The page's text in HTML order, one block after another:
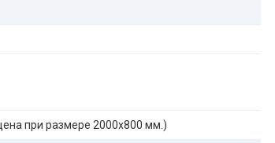
при размере 2000x800 мм.)